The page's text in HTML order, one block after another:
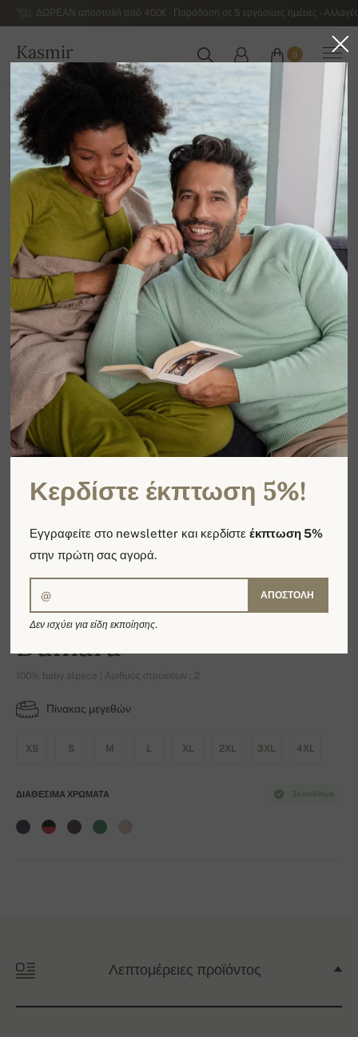
ΔΩΡΕΑΝ αποστολή από 400€ - Παράδοση σε 5 εργάσιμες ημέρες -
Kasmir
ΕΛΛΆΔΑ
0
Αρχική
Γυναικεία κασμιρένια πουλόβερ πολυτελείας
Γυναικεία πουλόβερ από αλπακά
Damara
100% baby alpaca | Αριθμός στρώσεων : 2
Πίνακας μεγεθών
XS S M L XL 2XL 3XL 4XL
Σε απόθεμα
ΔΙΑΘΈΣΙΜΑ ΧΡΏΜΑΤΑ
Λεπτομέρειες προϊόντος
Κερδίστε έκπτωση 5%!
Εγγραφείτε στο newsletter και κερδίστεέκπτωση 5%
στην πρώτη σας αγορά.
ΑΠΟΣΤΟΛΉ
Δεν ισχύει για είδη εκποίησης.